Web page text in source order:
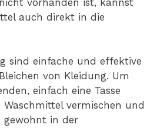
auch direkt in die
sind einfache und effektive
von Kleidung. Um
einfach eine Tasse
vermischen und
gewohnt in der